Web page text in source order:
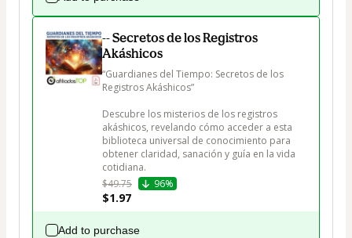
-- Secretos de los Registros
Akáshicos
“Guardianes del Tiempo: Secretos de los
Registros Akáshicos”
Descubre los misterios de los registros
akáshicos, revelando cómo acceder a esta
biblioteca universal de conocimiento para
obtener claridad, sanación y guía en la vida
cotidiana.
$49.75
96%
$1.97
Add to purchase